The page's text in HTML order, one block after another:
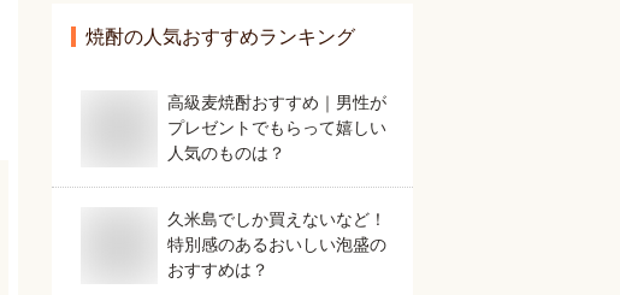
焼酎の人気おすすめランキング
高級麦焼酎おすすめ｜男性が
プレゼントでもらって嬉しい
人気のものは？
久米島でしか買えないなど！
特別感のあるおいしい泡盛の
おすすめは？